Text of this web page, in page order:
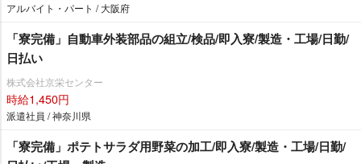
アルバイト・パート / 大阪府
「寮完備」自動車外装部品の組立/検品/即入寮/製造・工場/日勤/
日払い
株式会社京栄センター
時給1,450円
派遣社員 / 神奈川県
「寮完備」ポテトサラダ用野菜の加工/即入寮/製造・工場/日勤/